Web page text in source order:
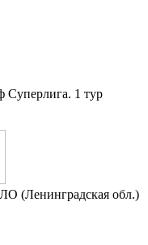
Суперлига. 1 тур
(Ленинградская обл.)